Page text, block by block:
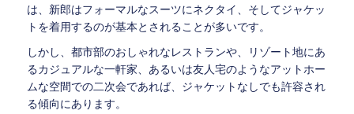
は、新郎はフォーマルなスーツにネクタイ、そしてジャケッ
トを着用するのが基本とされることが多いです。
しかし、都市部のおしゃれなレストランや、リゾート地にあ
るカジュアルな一軒家、あるいは友人宅のようなアットホー
ムな空間での二次会であれば、ジャケットなしでも許容され
る傾向にあります。